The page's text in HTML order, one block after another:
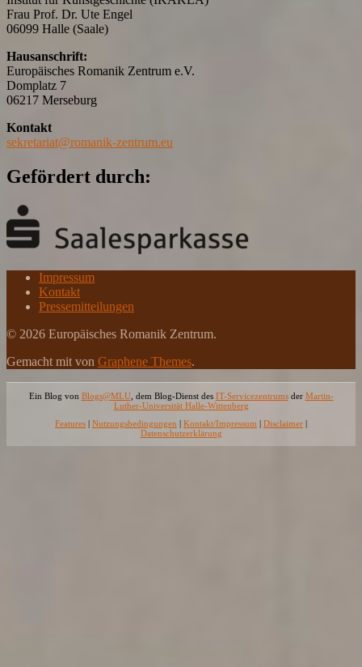
Frau Prof. Dr. Ute Engel
06099 Halle (Saale)
Hausanschrift:
Europäisches Romanik Zentrum e.V.
Domplatz 7
06217 Merseburg
Kontakt
sekretariat@romanik-zentrum.eu
Gefördert durch:
Impressum
Kontakt
Pressemitteilungen
© 2026 Europäisches Romanik Zentrum.
Gemacht mit von Graphene Themes.
Ein Blog von Blogs@MLU, dem Blog-Dienst des IT-Servicezentrumsder Martin-
Luther-Universität Halle-Wittenberg
Features | Nutzungsbedingungen | Kontakt/Impressum | Disclaimer |
Datenschutzerklärung